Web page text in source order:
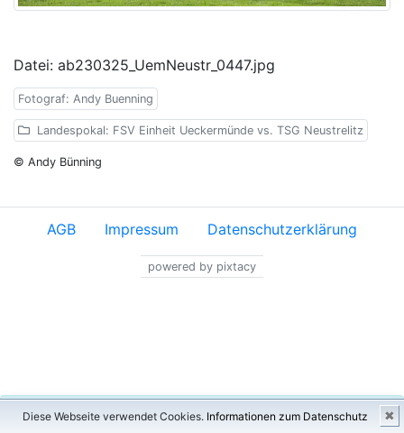
Diese Webseite verwendet Cookies. Informationen zum Datenschutz ✖
Datei: ab230325_UemNeustr_0447.jpg
Fotograf: Andy Buenning
Landespokal: FSV Einheit Ueckermünde vs. TSG Neustrelitz
© Andy Bünning
×
AGB Impressum Datenschutzerklärung
powered by pixtacy